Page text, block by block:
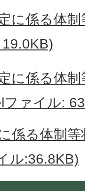
に係る体
に係る体
ファイル:
係る体制
ル:36.8KB)